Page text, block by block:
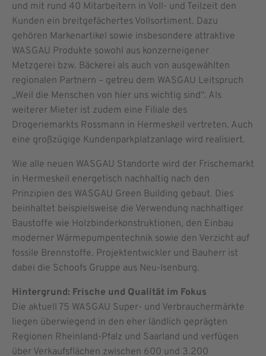
und mit rund 40 Mitarbeitern in Voll- und Teilzeit den
Kunden ein breitgefächertes Vollsortiment. Dazu
gehören Markenartikel sowie insbesondere attraktive
WASGAU Produkte sowohl aus konzerneigener
Metzgerei bzw. Bäckerei als auch von ausgewählten
regionalen Partnern – getreu dem WASGAU Leitspruch
„Weil die Menschen von hier uns wichtig sind“. Als
weiterer Mieter ist zudem eine Filiale des
Drogeriemarkts Rossmann in Hermeskeil vertreten. Auch
eine großzügige Kundenparkplatzanlage wird realisiert.
Wie alle neuen WASGAU Standorte wird der Frischemarkt
in Hermeskeil energetisch nachhaltig nach den
Prinzipien des WASGAU Green Building gebaut. Dies
beinhaltet beispielsweise die Verwendung nachhaltiger
Baustoffe wie Holzbinderkonstruktionen, den Einbau
moderner Wärmepumpentechnik sowie den Verzicht auf
fossile Brennstoffe. Projektentwickler und Bauherr ist
dabei die Schoofs Gruppe aus Neu-Isenburg.
Hintergrund: Frische und Qualität im Fokus
Die aktuell 75 WASGAU Super- und Verbrauchermärkte
liegen überwiegend in den eher ländlich geprägten
Regionen Rheinland-Pfalz und Saarland und verfügen
über Verkaufsflächen zwischen 600 und 3.200